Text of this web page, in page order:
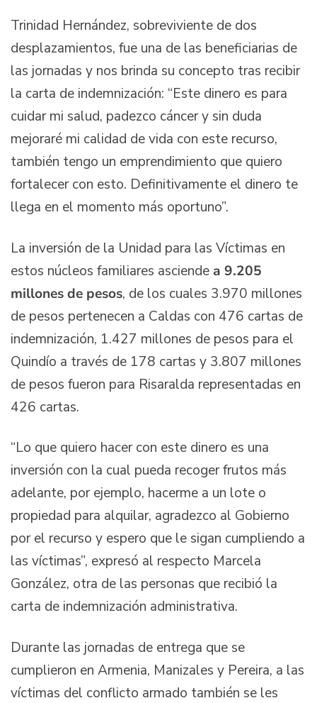
Trinidad Hernández, sobreviviente de dos
desplazamientos, fue una de las beneficiarias de
las jornadas y nos brinda su concepto tras recibir
la carta de indemnización: “Este dinero es para
cuidar mi salud, padezco cáncer y sin duda
mejoraré mi calidad de vida con este recurso,
también tengo un emprendimiento que quiero
fortalecer con esto. Definitivamente el dinero te
llega en el momento más oportuno”.
La inversión de la Unidad para las Víctimas en
estos núcleos familiares asciendea 9.205
millones de pesos, de los cuales 3.970 millones
de pesos pertenecen a Caldas con 476 cartas de
indemnización, 1.427 millones de pesos para el
Quindío a través de 178 cartas y 3.807 millones
de pesos fueron para Risaralda representadas en
426 cartas.
“Lo que quiero hacer con este dinero es una
inversión con la cual pueda recoger frutos más
adelante, por ejemplo, hacerme a un lote o
propiedad para alquilar, agradezco al Gobierno
por el recurso y espero que le sigan cumpliendo a
las víctimas”, expresó al respecto Marcela
González, otra de las personas que recibió la
carta de indemnización administrativa.
Durante las jornadas de entrega que se
cumplieron en Armenia, Manizales y Pereira, a las
víctimas del conflicto armado también se les